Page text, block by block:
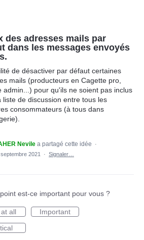
des adresses mails par
dans les messages envoyés
de désactiver par défaut certaines
mails (producteurs en Cagette pro,
admin...) pour qu'ils ne soient pas inclus
liste de discussion entre tous les
consommateurs (à tous dans
Nevile a partagé cette idée
·
2021
· Signaler…
est-ce important pour vous ?
all
Important